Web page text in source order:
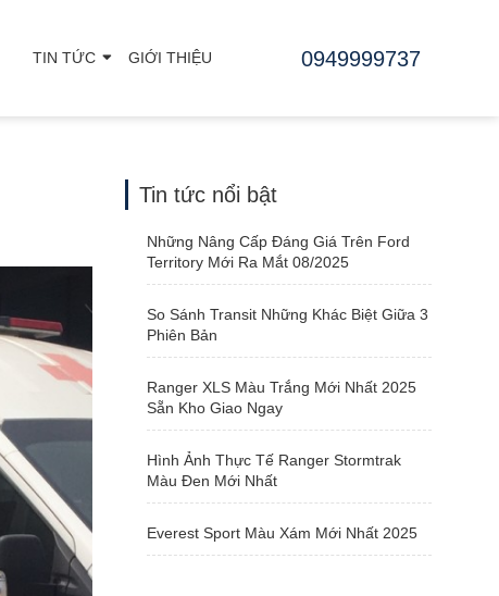
TIN TỨC GIỚI THIỆU 0949999737
Tin tức nổi bật
Những Nâng Cấp Đáng Giá Trên Ford
Territory Mới Ra Mắt 08/2025
So Sánh Transit Những Khác Biệt Giữa 3
Phiên Bản
Ranger XLS Màu Trắng Mới Nhất 2025
Sẵn Kho Giao Ngay
Hình Ảnh Thực Tế Ranger Stormtrak
Màu Đen Mới Nhất
Everest Sport Màu Xám Mới Nhất 2025